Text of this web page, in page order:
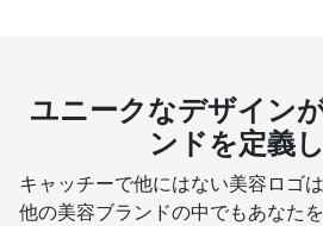
ユニークなデザイン
ンドを定義
キャッチーで他にはない美容ロゴ
他の美容ブランドの中でもあなた